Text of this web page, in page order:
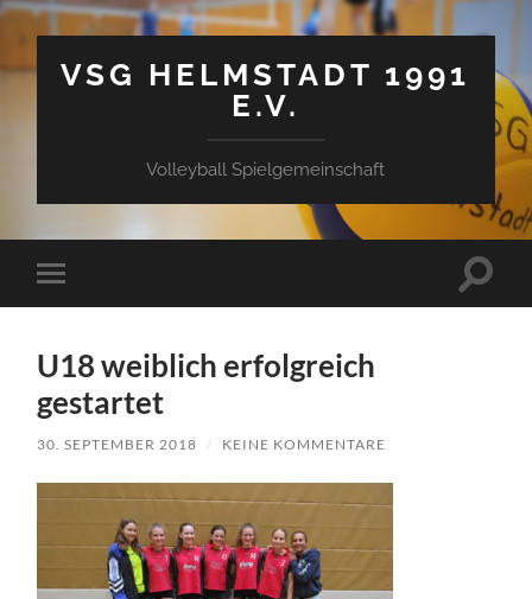
VSG HELMSTADT 1991
E.V.
Volleyball Spielgemeinschaft
Mobile-
Menü
U18 weiblich erfolgreich
gestartet
30. SEPTEMBER 2018 / KEINE KOMMENTARE